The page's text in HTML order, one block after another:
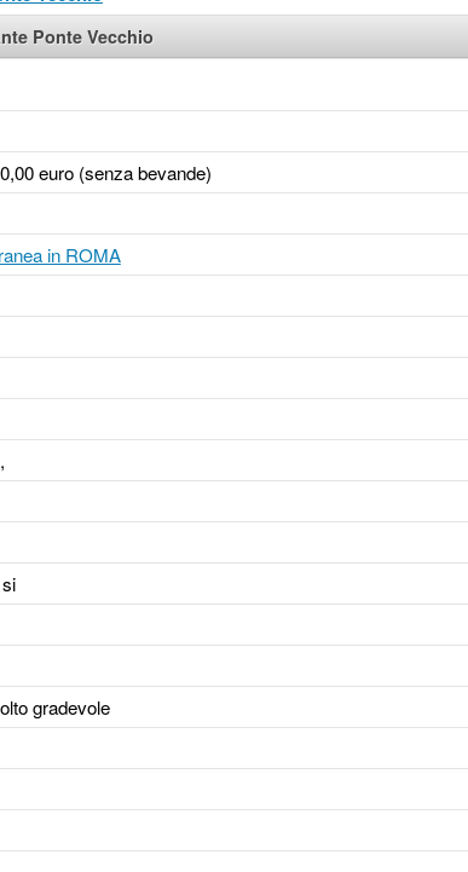
Ponte Vecchio
euro (senza bevande)
in ROMA
gradevole